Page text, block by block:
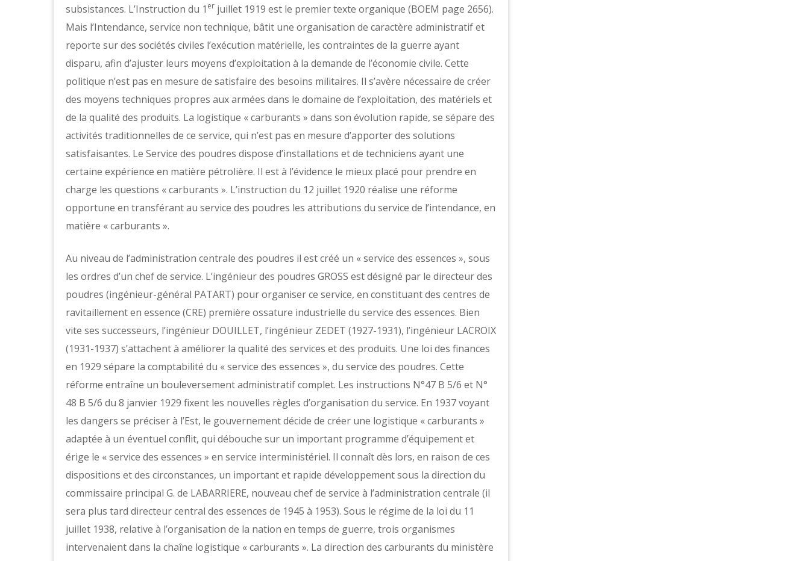
subsistances. L’Instruction du 1 er juillet 1919 est le premier texte organique (BOEM page 2656).
Mais l’Intendance, service non technique, bâtit une organisation de caractère administratif et
reporte sur des sociétés civiles l’exécution matérielle, les contraintes de la guerre ayant
disparu, afin d’ajuster leurs moyens d’exploitation à la demande de l’économie civile. Cette
politique n’est pas en mesure de satisfaire des besoins militaires. Il s’avère nécessaire de créer
des moyens techniques propres aux armées dans le domaine de l’exploitation, des matériels et
de la qualité des produits. La logistique « carburants » dans son évolution rapide, se sépare des
activités traditionnelles de ce service, qui n’est pas en mesure d’apporter des solutions
satisfaisantes. Le Service des poudres dispose d’installations et de techniciens ayant une
certaine expérience en matière pétrolière. Il est à l’évidence le mieux placé pour prendre en
charge les questions « carburants ». L’instruction du 12 juillet 1920 réalise une réforme
opportune en transférant au service des poudres les attributions du service de l’intendance, en
matière « carburants ».
Au niveau de l’administration centrale des poudres il est créé un « service des essences », sous
les ordres d’un chef de service. L’ingénieur des poudres GROSS est désigné par le directeur des
poudres (ingénieur-général PATART) pour organiser ce service, en constituant des centres de
ravitaillement en essence (CRE) première ossature industrielle du service des essences. Bien
vite ses successeurs, l’ingénieur DOUILLET, l’ingénieur ZEDET (1927-1931), l’ingénieur LACROIX
(1931-1937) s’attachent à améliorer la qualité des services et des produits. Une loi des finances
en 1929 sépare la comptabilité du « service des essences », du service des poudres. Cette
réforme entraîne un bouleversement administratif complet. Les instructions N°47 B 5/6 et N°
48 B 5/6 du 8 janvier 1929 fixent les nouvelles règles d’organisation du service. En 1937 voyant
les dangers se préciser à l’Est, le gouvernement décide de créer une logistique « carburants »
adaptée à un éventuel conflit, qui débouche sur un important programme d’équipement et
érige le « service des essences » en service interministériel. Il connaît dès lors, en raison de ces
dispositions et des circonstances, un important et rapide développement sous la direction du
commissaire principal G. de LABARRIERE, nouveau chef de service à l’administration centrale (il
sera plus tard directeur central des essences de 1945 à 1953). Sous le régime de la loi du 11
juillet 1938, relative à l’organisation de la nation en temps de guerre, trois organismes
intervenaient dans la chaîne logistique « carburants ». La direction des carburants du ministère